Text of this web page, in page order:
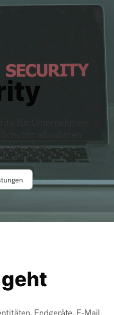
für Unternehmen:
betreiben.
Endgeräte, E-Mail,